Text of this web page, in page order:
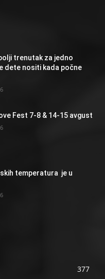
trenutak za jedno
dete nositi kada počne
Fest 7-8 & 14-15 avgust
temperatura je u
377